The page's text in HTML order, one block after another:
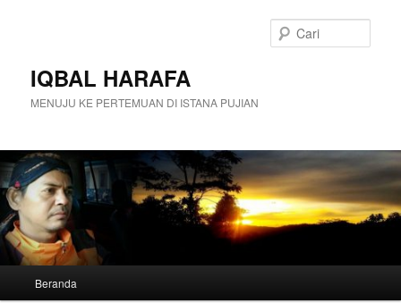
IQBAL HARAFA
MENUJU KE PERTEMUAN DI ISTANA PUJIAN
Beranda